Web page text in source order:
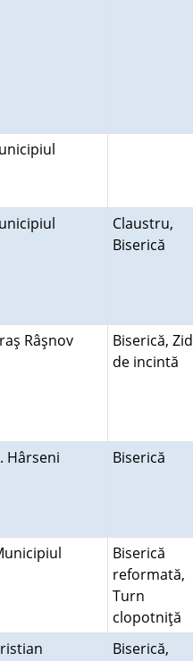
Claustru,
Biserică
Râşnov
Biserică, Zid
de incintă
Hârseni Biserică
Biserică
reformată,
Turn
clopotniţă
Biserică,